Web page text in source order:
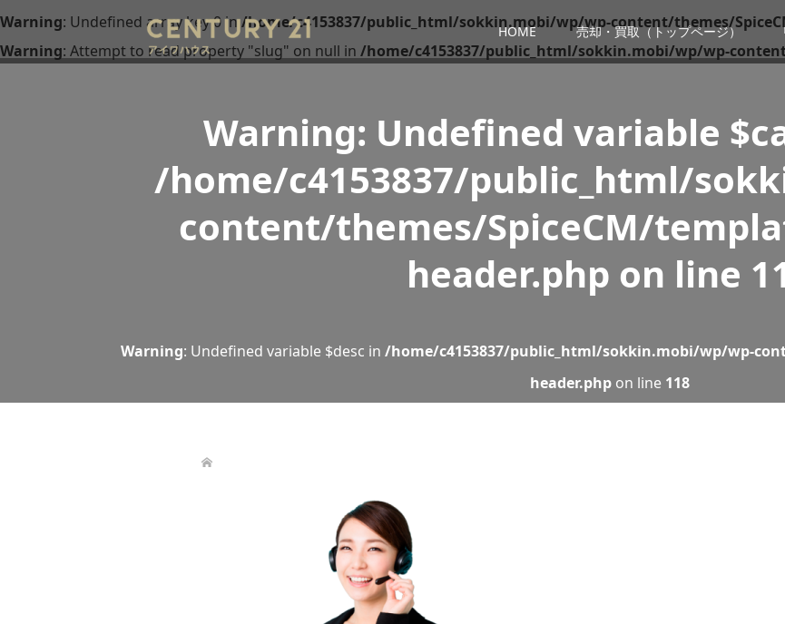
HOME 売却・買取（トップページ）
Warning: Undefined array key 0 in/home/c4153837/public_html/sokkin.mobi/wp/wp-content/themes/
Warning: Attempt to read property "slug" on null in /home/c4153837/public_html/sokkin.mobi/wp/wp-
Warning: Undefined variable
/home/c4153837/public_html/
content/themes/SpiceCM/
header.php on line
Warning: Undefined variable $desc in /home/c4153837/public_html/sokkin.mobi/wp/wp-
header.php on line 118